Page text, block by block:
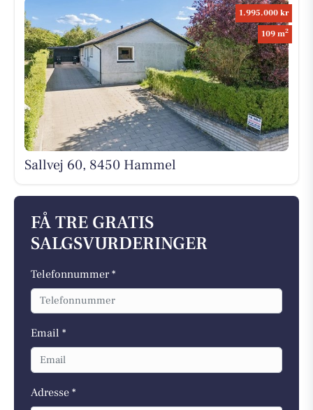
1.995.000 kr
109 m2
Sallvej 60, 8450 Hammel
FÅ TRE GRATIS
SALGSVURDERINGER
Telefonnummer *
Email *
Adresse *